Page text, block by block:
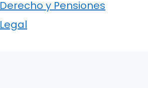
Derecho y Pensiones
Legal